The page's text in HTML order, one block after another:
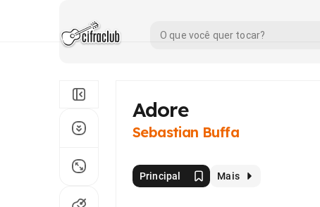
Adore
Sebastian Buffa
Principal Mais